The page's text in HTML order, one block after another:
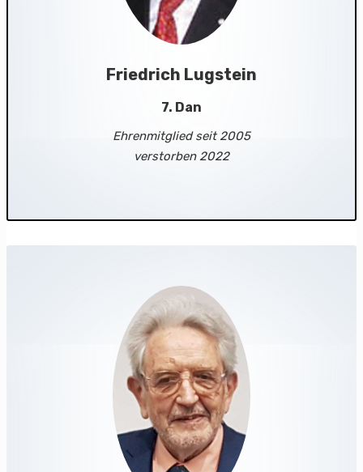
Friedrich Lugstein
7. Dan
Ehrenmitglied seit 2005
verstorben 2022